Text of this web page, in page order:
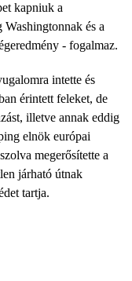
kapniuk a
és a
- fogalmaz.
intette és
érintett feleket, de
illetve annak eddig
elnök európai
megerősítette a
járható útnak
tartja.